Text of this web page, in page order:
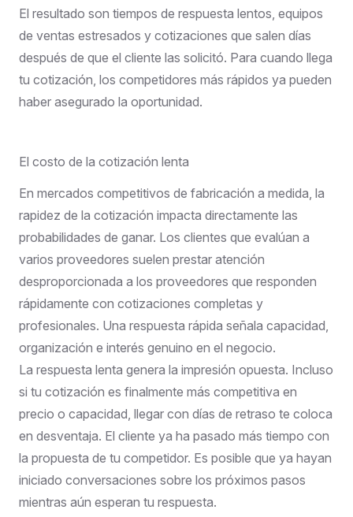
El resultado son tiempos de respuesta lentos, equipos
de ventas estresados y cotizaciones que salen días
después de que el cliente las solicitó. Para cuando llega
tu cotización, los competidores más rápidos ya pueden
haber asegurado la oportunidad.
El costo de la cotización lenta
En mercados competitivos de fabricación a medida, la
rapidez de la cotización impacta directamente las
probabilidades de ganar. Los clientes que evalúan a
varios proveedores suelen prestar atención
desproporcionada a los proveedores que responden
rápidamente con cotizaciones completas y
profesionales. Una respuesta rápida señala capacidad,
organización e interés genuino en el negocio.
La respuesta lenta genera la impresión opuesta. Incluso
si tu cotización es finalmente más competitiva en
precio o capacidad, llegar con días de retraso te coloca
en desventaja. El cliente ya ha pasado más tiempo con
la propuesta de tu competidor. Es posible que ya hayan
iniciado conversaciones sobre los próximos pasos
mientras aún esperan tu respuesta.